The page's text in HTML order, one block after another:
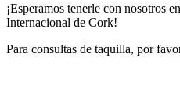
¡Esperamos tenerle con nosotros
Internacional de Cork!
Para consultas de taquilla, por